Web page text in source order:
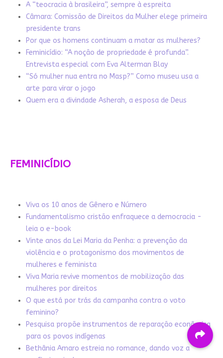
A “teocracia à brasileira”, sempre à espreita
Câmara: Comissão de Direitos da Mulher elege primeira
presidente trans
Por que os homens continuam a matar as mulheres?
Feminicídio: “A noção de propriedade é profunda”.
Entrevista especial com Eva Alterman Blay
“Só mulher nua entra no Masp?” Como museu usa a
arte para virar o jogo
Quem era a divindade Asherah, a esposa de Deus
FEMINICÍDIO
Viva os 10 anos de Gênero e Número
Fundamentalismo cristão enfraquece a democracia -
leia o e-book
Vinte anos da Lei Maria da Penha: a prevenção da
violência e o protagonismo dos movimentos de
mulheres e feminista
Viva Maria revive momentos de mobilização das
mulheres por direitos
O que está por trás da campanha contra o voto
feminino?
Pesquisa propõe instrumentos de reparação econômica
para os povos indígenas
Bethânia Amaro estreia no romance, dando voz a